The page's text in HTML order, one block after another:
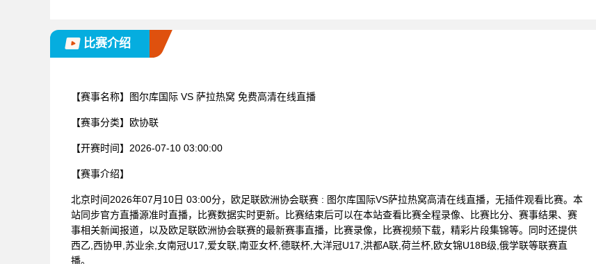
比赛介绍
【赛事名称】 图尔库国际 VS 萨拉热窝 免费高清在线直播
【赛事分类】 欧协联
【开赛时间】 2026-07-10 03:00:00
【赛事介绍】
北京时间2026年07月10日 03:00分，欧足联欧洲协会联赛 : 图尔库国际VS萨拉热窝高清在线直播，无插件观看比赛。本
站同步官方直播源准时直播，比赛数据实时更新。比赛结束后可以在本站查看比赛全程录像、比赛比分、赛事结果、赛
事相关新闻报道，以及欧足联欧洲协会联赛的最新赛事直播，比赛录像，比赛视频下载，精彩片段集锦等。同时还提供
西乙,西协甲,苏业余,女南冠U17,爱女联,南亚女杯,德联杯,大洋冠U17,洪都A联,荷兰杯,欧女锦U18B级,俄学联等联赛直
播。